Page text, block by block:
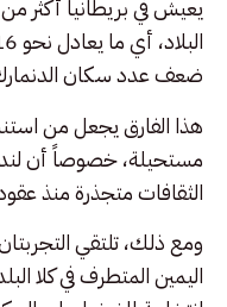
ضعف عدد سكان
هذا الفارق يجعل من
مستحيلة، خصوصاً أن
الثقافات متجذرة منذ
ومع ذلك، تلتقي
اليمين المتطرف في كلا